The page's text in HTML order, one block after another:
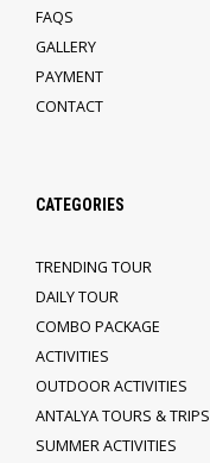
FAQS
GALLERY
PAYMENT
CONTACT
CATEGORIES
TRENDING TOUR
DAILY TOUR
COMBO PACKAGE
ACTIVITIES
OUTDOOR ACTIVITIES
ANTALYA TOURS & TRIPS
SUMMER ACTIVITIES